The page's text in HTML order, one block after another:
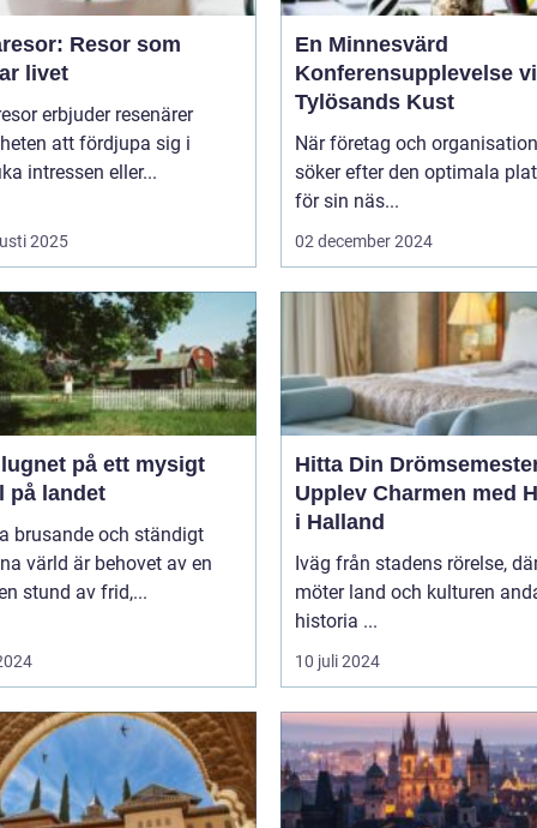
Resor som
livet
erbjuder resenärer
att fördjupa sig i
intressen eller...
2025
En Minnesvärd
Konferensupplevelse
Tylösands Kust
När företag och
söker efter den optimala
för sin näs...
02 december 2024
på ett mysigt
på landet
brusande och ständigt
värld är behovet av en
stund av frid,...
Hitta Din
Upplev Charmen med
i Halland
Iväg från stadens rörelse,
möter land och kulturen
historia ...
10 juli 2024